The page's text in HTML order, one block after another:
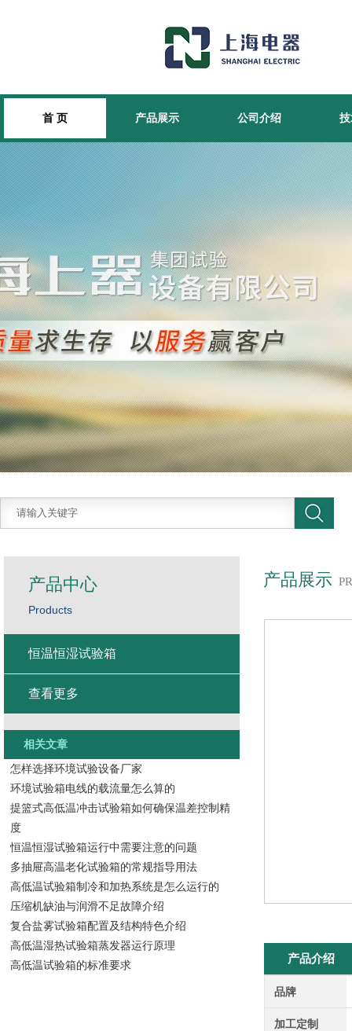
首 页 产品展示 公司介绍
产品展示
产品介绍
品牌
加工定制
产品中心
Products
恒温恒湿试验箱
查看更多
相关文章
怎样选择环境试验设备厂家
环境试验箱电线的载流量怎么算的
提篮式高低温冲击试验箱如何确保温差控制精
度
恒温恒湿试验箱运行中需要注意的问题
多抽屉高温老化试验箱的常规指导用法
高低温试验箱制冷和加热系统是怎么运行的
压缩机缺油与润滑不足故障介绍
复合盐雾试验箱配置及结构特色介绍
高低温湿热试验箱蒸发器运行原理
高低温试验箱的标准要求